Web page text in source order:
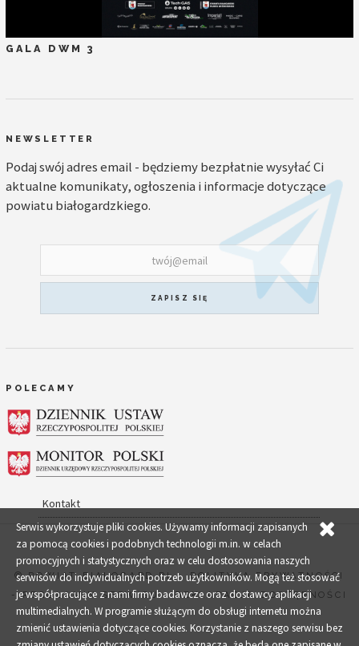
GALA DWM 3
NEWSLETTER
Podaj swój adres email - będziemy bezpłatnie wysyłać Ci
aktualne komunikaty, ogłoszenia i informacje dotyczące
powiatu białogardzkiego.
ZAPISZ SIĘ
POLECAMY
Kontakt
© POWIAT-BIALOGARD.PL-POLITYKA PRYWATNOŚCI
-REGULAMIN SERWISU- DEKLARACJA DOSTĘPNOŚCI
Serwis wykorzystuje pliki cookies. Używamy informacji zapisanych
za pomocą cookies i podobnych technologii m.in. w celach
promocyjnych i statystycznych oraz w celu dostosowania naszych
serwisów do indywidualnych potrzeb użytkowników. Mogą też stosować
je współpracujące z nami firmy badawcze oraz dostawcy aplikacji
multimedialnych. W programie służącym do obsługi internetu można
zmienić ustawienia dotyczące cookies. Korzystanie z naszego serwisu bez